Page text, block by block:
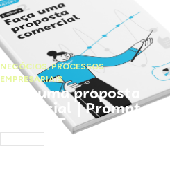
NEGÓCIOS,PROCESSOS
EMPRESARIAIS
Faça uma proposta
comercial | Prompts
ChatGPT